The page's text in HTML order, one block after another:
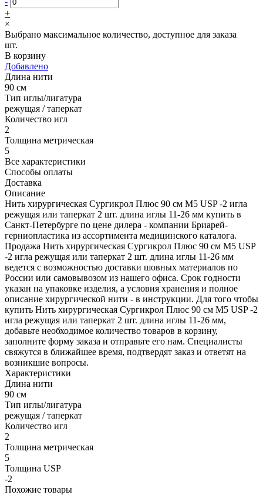
+
×
Выбрано максимальное количество, доступное для заказа
шт.
В корзину
Добавлено
Длина нити
90 см
Тип иглы/лигатура
режущая / таперкат
Количество игл
2
Толщина метрическая
5
Все характеристики
Способы оплаты
Доставка
Описание
Нить хирургическая Сургикрол Плюс 90 см М5 USP -2 игла
режущая или таперкат 2 шт. длина иглы 11-26 мм купить в
Санкт-Петербурге по цене дилера - компании Бриарей-
герниопластика из ассортимента медицинского каталога.
Продажа Нить хирургическая Сургикрол Плюс 90 см М5 USP
-2 игла режущая или таперкат 2 шт. длина иглы 11-26 мм
ведется с возможностью доставки шовных материалов по
России или самовывозом из нашего офиса. Срок годности
указан на упаковке изделия, а условия хранения и полное
описание хирургической нити - в инструкции. Для того чтобы
купить Нить хирургическая Сургикрол Плюс 90 см М5 USP -2
игла режущая или таперкат 2 шт. длина иглы 11-26 мм,
добавьте необходимое количество товаров в корзину,
заполните форму заказа и отправьте его нам. Специалисты
свяжутся в ближайшее время, подтвердят заказ и ответят на
возникшие вопросы.
Характеристики
Длина нити
90 см
Тип иглы/лигатура
режущая / таперкат
Количество игл
2
Толщина метрическая
5
Толщина USP
-2
Похожие товары